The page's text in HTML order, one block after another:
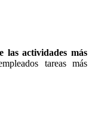
las actividades más
tareas más